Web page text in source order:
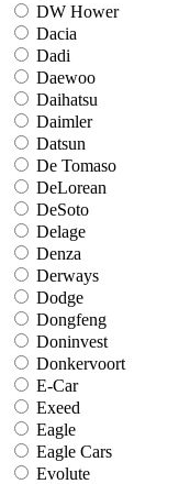
DW Hower
Dacia
Dadi
Daewoo
Daihatsu
Daimler
Datsun
De Tomaso
DeLorean
DeSoto
Delage
Denza
Derways
Dodge
Dongfeng
Doninvest
Donkervoort
E-Car
Exeed
Eagle
Eagle Cars
Evolute